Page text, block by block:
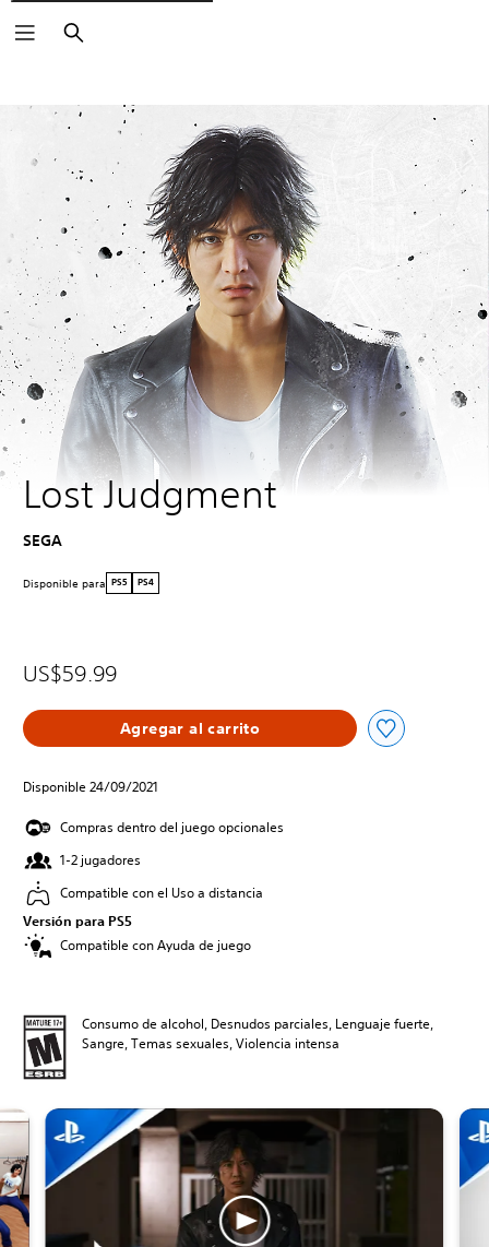
Buscar
Lost Judgment
SEGA
Disponible para PS5 PS4
US$59.99
Agregar al carrito
Disponible 24/09/2021
Compras dentro del juego opcionales
1-2 jugadores
Compatible con el Uso a distancia
Versión para PS5
Compatible con Ayuda de juego
Consumo de alcohol, Desnudos parciales, Lenguaje fuerte,
Sangre, Temas sexuales, Violencia intensa